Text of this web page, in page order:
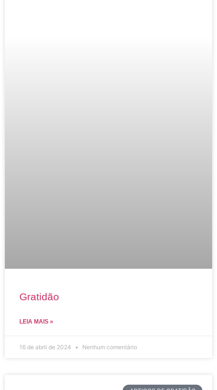
Gratidão
LEIA MAIS »
16 de abril de 2024 Nenhum comentário